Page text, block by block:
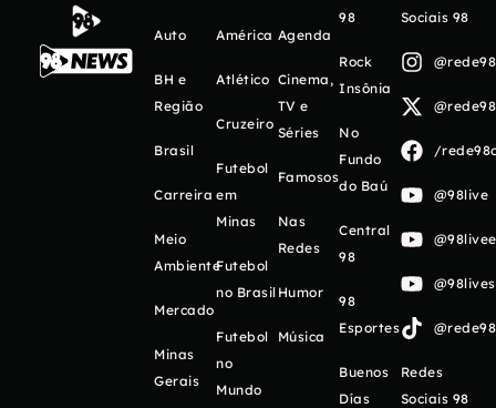
Auto
BH e
Região
Brasil
Carreira
Meio
Ambiente
Mercado
Minas
Gerais
América
Atlético
Cruzeiro
Futebol
em
Minas
Futebol
no Brasil
Futebol
no
Mundo
Agenda
Cinema,
TV e
Séries
Famosos
Nas
Redes
Humor
Música
98
Rock
Insônia
No
Fundo
do Baú
Central
98
98
Esportes
Buenos
Días
Sociais 98
/
@98live
Redes
Sociais 98